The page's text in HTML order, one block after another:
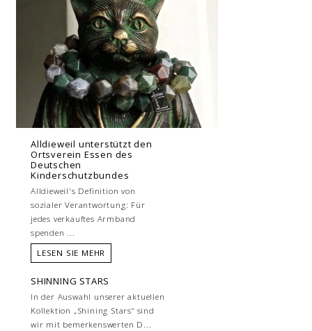
Alldieweil unterstützt den
Ortsverein Essen des
Deutschen
Kinderschutzbundes
Alldieweil's Definition von
sozialer Verantwortung: Für
jedes verkauftes Armband
spenden ...
LESEN SIE MEHR
SHINNING STARS
In der Auswahl unserer aktuellen
Kollektion „Shining Stars“ sind
wir mit bemerkenswerten D...